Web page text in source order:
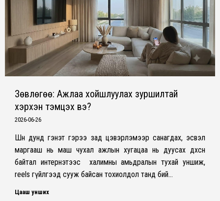
Зөвлөгөө: Ажлаа хойшлуулах зуршилтай
хэрхэн тэмцэх вэ?
2026-06-26
Шөнө дунд гэнэт гэрээ зад цэвэрлэмээр санагдах, эсвэл
маргааш нь маш чухал ажлын хугацаа нь дуусах дөхсөн
байтал интернэтээс халимны амьдралын тухай уншиж,
reels гүйлгээд сууж байсан тохиолдол танд бий…
Цааш унших